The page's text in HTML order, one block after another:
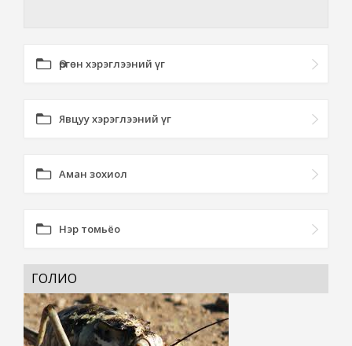
Өргөн хэрэглээний үг
Явцуу хэрэглээний үг
Аман зохиол
Нэр томьёо
ГОЛИО